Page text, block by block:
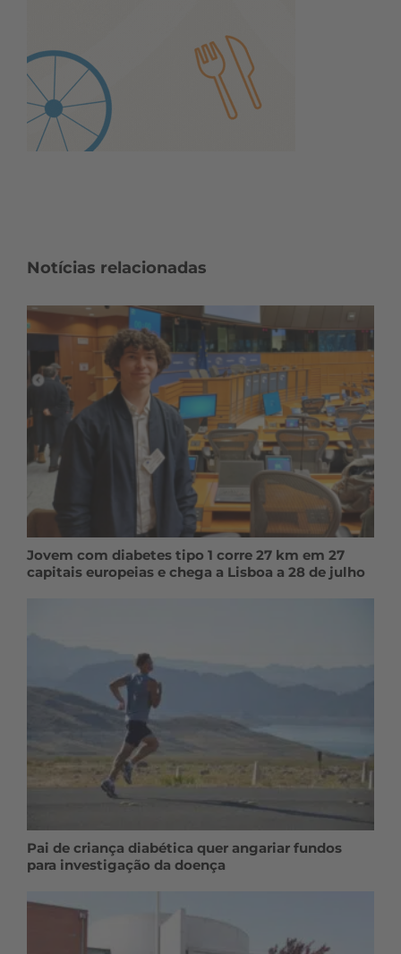
Notícias relacionadas
Jovem com diabetes tipo 1 corre 27 km em 27
capitais europeias e chega a Lisboa a 28 de julho
Pai de criança diabética quer angariar fundos
para investigação da doença